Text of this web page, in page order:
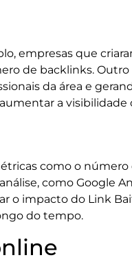
empresas que
de backlinks. Outro
da área e
a visibilidade
como o
como Google
o impacto do Link
do tempo.